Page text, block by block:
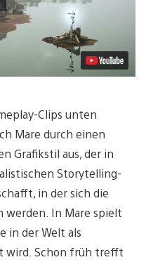
Clips unten
Mare durch einen
Grafikstil aus, der in
Storytelling-
in der sich die
werden. In Mare spielt
in der Welt als
wird. Schon früh trefft